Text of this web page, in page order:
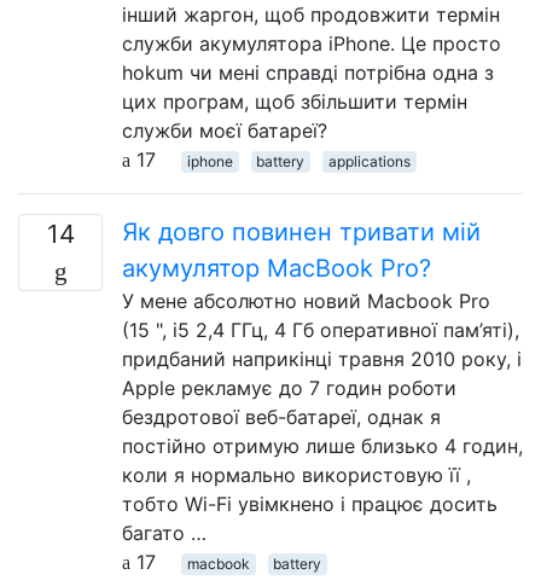
інший жаргон, щоб продовжити термін
служби акумулятора iPhone. Це просто
hokum чи мені справді потрібна одна з
цих програм, щоб збільшити термін
служби моєї батареї?
17
iphone battery applications
14
Як довго повинен тривати мій
акумулятор MacBook Pro?
У мене абсолютно новий Macbook Pro
(15 ", i5 2,4 ГГц, 4 Гб оперативної пам’яті),
придбаний наприкінці травня 2010 року, і
Apple рекламує до 7 годин роботи
бездротової веб-батареї, однак я
постійно отримую лише близько 4 годин,
коли я нормально використовую її ,
тобто Wi-Fi увімкнено і працює досить
багато …
17
macbook battery